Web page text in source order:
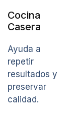
Cocina
Casera
Ayuda a
repetir
resultados y
preservar
calidad.